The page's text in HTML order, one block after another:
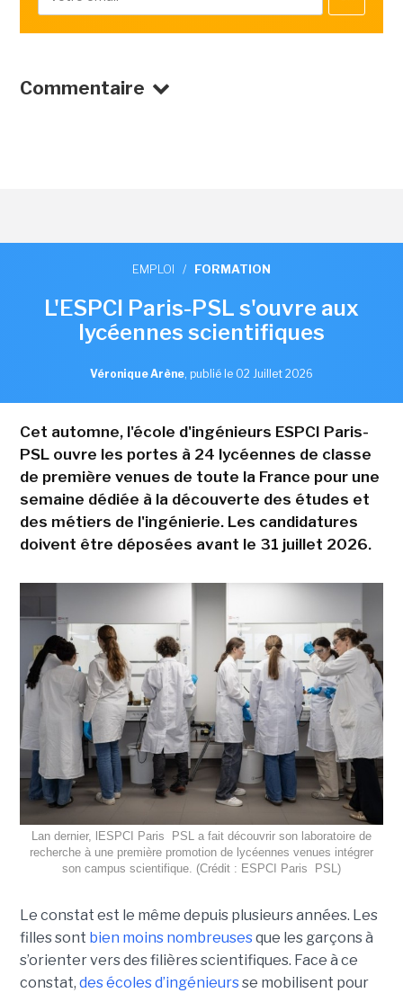
Commentaire
EMPLOI / FORMATION
L'ESPCI Paris-PSL s'ouvre aux
lycéennes scientifiques
Véronique Arène, publié le 02 Juillet 2026
Cet automne, l'école d'ingénieurs ESPCI Paris-
PSL ouvre les portes à 24 lycéennes de classe
de première venues de toute la France pour une
semaine dédiée à la découverte des études et
des métiers de l'ingénierie. Les candidatures
doivent être déposées avant le 31 juillet 2026.
Lan dernier, lESPCI Paris  PSL a fait découvrir son laboratoire de
recherche à une première promotion de lycéennes venues intégrer
son campus scientifique. (Crédit : ESPCI Paris  PSL)
Le constat est le même depuis plusieurs années. Les
filles sont bien moins nombreusesque les garçons à
s’orienter vers des filières scientifiques. Face à ce
constat, des écoles d’ingénieursse mobilisent pour